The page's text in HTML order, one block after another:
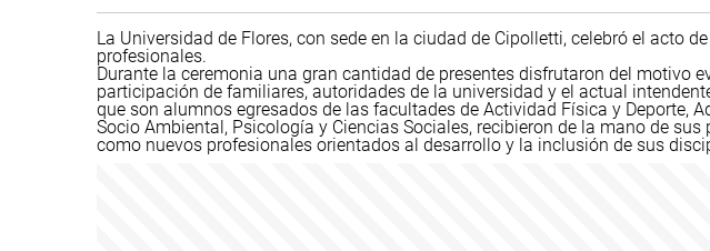
La Universidad de Flores, con sede en la ciudad de Cipolletti, celebró el acto
profesionales.
Durante la ceremonia una gran cantidad de presentes disfrutaron del motivo
participación de familiares, autoridades de la universidad y el actual
que son alumnos egresados de las facultades de Actividad Física y Deporte,
Socio Ambiental, Psicología y Ciencias Sociales, recibieron de la mano de
como nuevos profesionales orientados al desarrollo y la inclusión de sus